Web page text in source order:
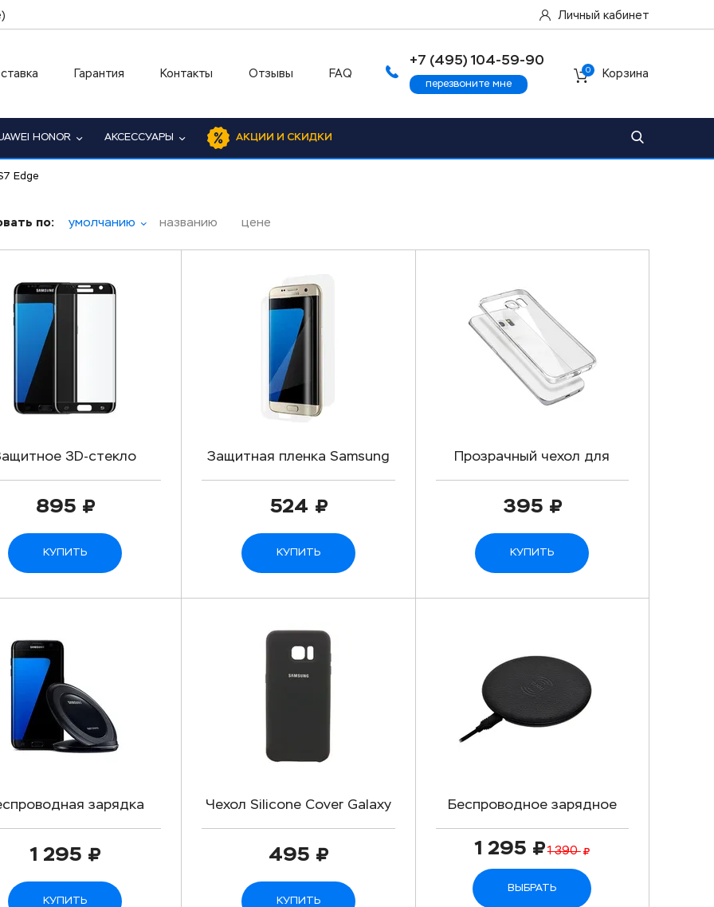
Личный кабинет
Гарантия Контакты Отзывы FAQ
+7 (495) 104-59-90
перезвоните мне
0 Корзина
HONOR АКСЕССУАРЫ АКЦИИ И СКИДКИ
Edge
по: умолчанию названию цене
3D-стекло
895
КУПИТЬ
Защитная пленка Samsung
524
КУПИТЬ
Прозрачный чехол для
395
КУПИТЬ
зарядка
1 295
КУПИТЬ
Чехол Silicone Cover Galaxy
495
КУПИТЬ
Беспроводное зарядное
1 295 1 390
ВЫБРАТЬ